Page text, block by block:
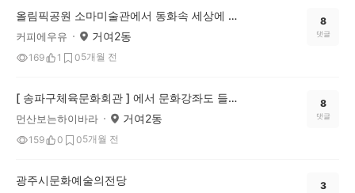
올림픽공원 소마미술관에서 동화속 세상에 빠져보세요~
커피에우유 거여2동
169 1 05개월 전
8
댓글
[ 송파구체육문화회관 ] 에서 문화강좌도 들을 수 있어요
먼산보는하이바라 거여2동
159 0 05개월 전
8
댓글
광주시문화예술의전당 3